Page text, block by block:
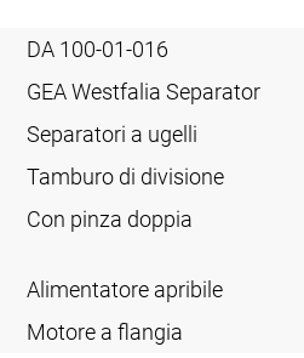
DA 100-01-016
GEA Westfalia Separator
Separatori a ugelli
Tamburo di divisione
Con pinza doppia
Alimentatore apribile
Motore a flangia